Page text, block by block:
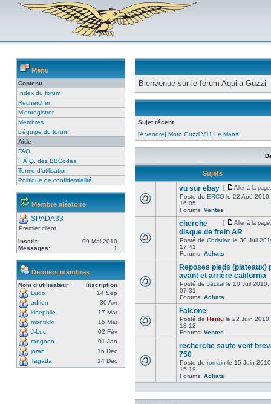
Menu
Contenu
Index du forum
Rechercher
M’enregistrer
Membres
L’équipe du forum
Aide
FAQ
F.A.Q. des BBCodes
Terme d'utilisation
Politique de confidentialité
Membre aléatoire
SPADA33
Premier client
Inscrit:
09.Mai.2010
Messages:
1
Derniers membres
Nom d’utilisateur
Inscription
Ludo
14 Sep
adrien
30 Avr
kinephile
17 Mar
montikiki
15 Mar
J-Luc
02 Fév
rangoon
01 Jan
joran
16 Déc
Tagada
14 Déc
Bienvenue sur le forum Aquila Guzzi
Sujet récent
[A vendre] Moto Guzzi V11 Le Mans
Sujets
[ Aller à la
vu sur ebay
Posté de ERCO le 22 Aoû 2010,
16:05
Forums: Ventes
[ Aller à la
cherche
disque de frein AR
Posté de Christian le 30 Juil
17:41
Forums: Achats
Reposes pieds (plateaux)
avant et arrière california
Posté de Jackal le 10 Juil 2010,
07:31
Forums: Achats
Falcone
Posté de Heniu le 22 Juin 2010,
18:12
Forums: Ventes
recherche saute vent
750
Posté de romain le 15 Juin
15:19
Forums: Achats